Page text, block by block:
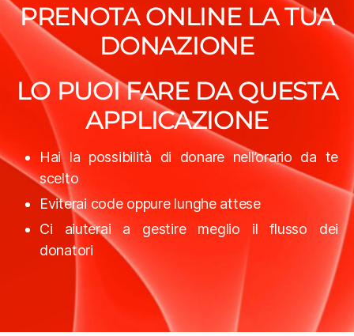
PRENOTA ONLINE LA TUA
DONAZIONE
LO PUOI FARE DA QUESTA
APPLICAZIONE
Hai la possibilità di donare nell’orario da te
scelto
Eviterai code oppure lunghe attese
Ci aiuterai a gestire meglio il flusso dei
donatori